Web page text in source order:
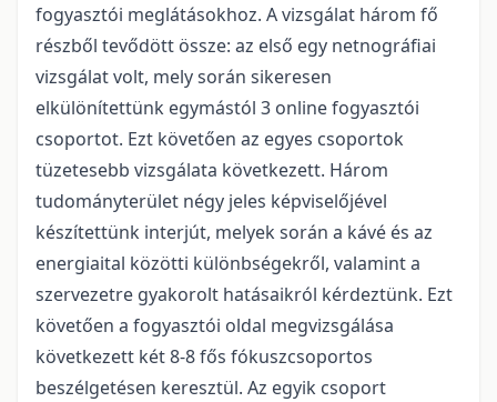
fogyasztói meglátásokhoz. A vizsgálat három fő
részből tevődött össze: az első egy netnográfiai
vizsgálat volt, mely során sikeresen
elkülönítettünk egymástól 3 online fogyasztói
csoportot. Ezt követően az egyes csoportok
tüzetesebb vizsgálata következett. Három
tudományterület négy jeles képviselőjével
készítettünk interjút, melyek során a kávé és az
energiaital közötti különbségekről, valamint a
szervezetre gyakorolt hatásaikról kérdeztünk. Ezt
követően a fogyasztói oldal megvizsgálása
következett két 8-8 fős fókuszcsoportos
beszélgetésen keresztül. Az egyik csoport